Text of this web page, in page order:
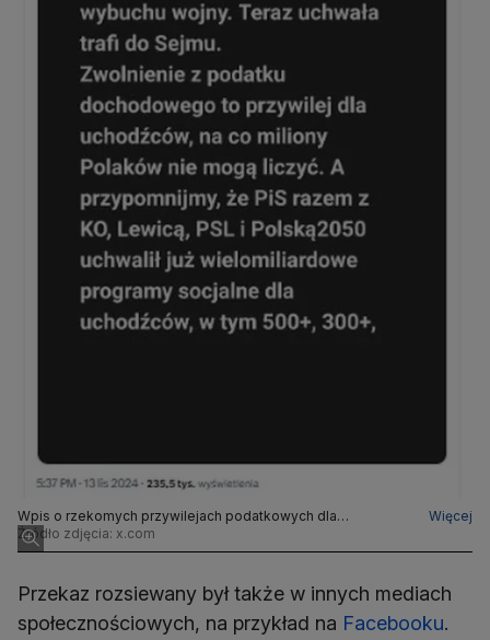
Wpis o rzekomych przywilejach podatkowych dla
Białorusinów i Ukraińców wyświetlono ponad 236 tys. razy.
Więcej
Źródło zdjęcia: x.com
Przekaz rozsiewany był także w innych mediach
społecznościowych, na przykład na Facebooku.